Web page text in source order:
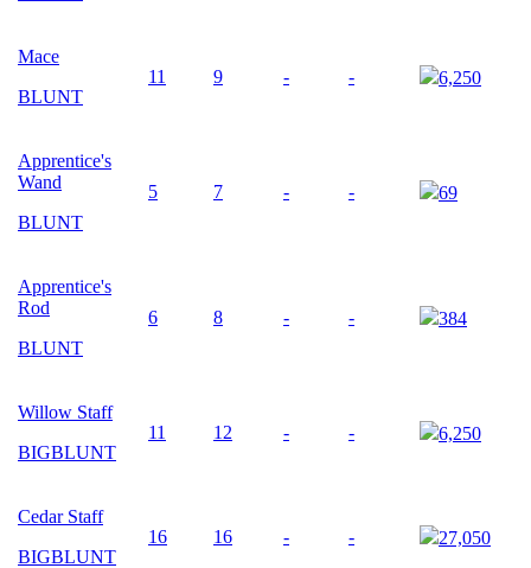
Mace
BLUNT
11 9 - - 6,250
Apprentice's
Wand
BLUNT
5 7 - - 69
Apprentice's
Rod
BLUNT
6 8 - - 384
Willow Staff
BIGBLUNT
11 12 - - 6,250
Cedar Staff
BIGBLUNT
16 16 - - 27,050